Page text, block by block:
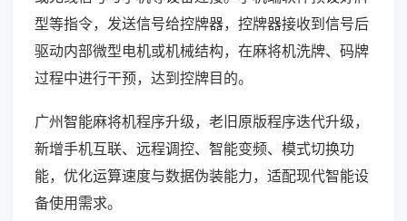
型等指令，发送信号给控牌器，控牌器接收到信号后
驱动内部微型电机或机械结构，在麻将机洗牌、码牌
过程中进行干预，达到控牌目的。
广州智能麻将机程序升级，老旧原版程序迭代升级，
新增手机互联、远程调控、智能变频、模式切换功
能，优化运算速度与数据伪装能力，适配现代智能设
备使用需求。